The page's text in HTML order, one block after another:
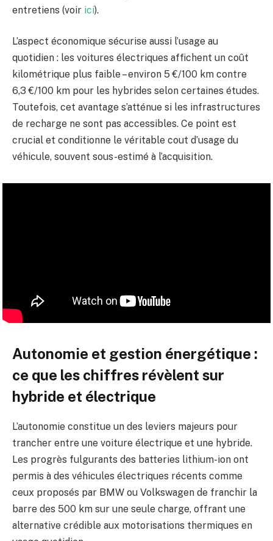
entretiens (voir ici).
L’aspect économique sécurise aussi l’usage au
quotidien : les voitures électriques affichent un coût
kilométrique plus faible – environ 5 €/100 km contre
6,3 €/100 km pour les hybrides selon certaines études.
Toutefois, cet avantage s’atténue si les infrastructures
de recharge ne sont pas accessibles. Ce point est
crucial et conditionne le véritable cout d’usage du
véhicule, souvent sous-estimé à l’acquisition.
Autonomie et gestion énergétique :
ce que les chiffres révèlent sur
hybride et électrique
L’autonomie constitue un des leviers majeurs pour
trancher entre une voiture électrique et une hybride.
Les progrès fulgurants des batteries lithium-ion ont
permis à des véhicules électriques récents comme
ceux proposés par BMW ou Volkswagen de franchir la
barre des 500 km sur une seule charge, offrant une
alternative crédible aux motorisations thermiques en